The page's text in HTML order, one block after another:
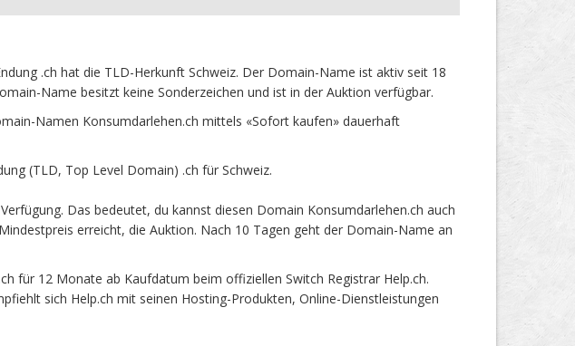
.ch hat die TLD-Herkunft Schweiz. Der Domain-Name ist aktiv seit 18
Name besitzt keine Sonderzeichen und ist in der Auktion verfügbar.
Namen Konsumdarlehen.ch mittels «Sofort kaufen» dauerhaft
(TLD, Top Level Domain) .ch für Schweiz.
Das bedeutet, du kannst diesen Domain Konsumdarlehen.ch auch
erreicht, die Auktion. Nach 10 Tagen geht der Domain-Name an
für 12 Monate ab Kaufdatum beim offiziellen Switch Registrar Help.ch.
sich Help.ch mit seinen Hosting-Produkten, Online-Dienstleistungen